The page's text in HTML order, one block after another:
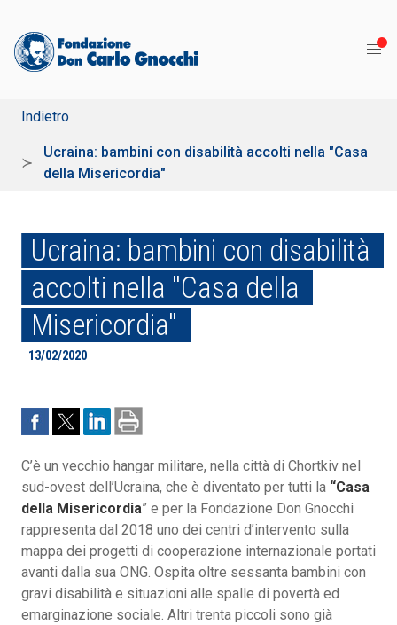
Indietro
Ucraina: bambini con disabilità accolti nella "Casa
della Misericordia"
Ucraina: bambini con disabilità
accolti nella "Casa della
Misericordia"
13/02/2020
C’è un vecchio hangar militare, nella città di Chortkiv nel
sud-ovest dell’Ucraina, che è diventato per tutti la “Casa
della Misericordia” e per la Fondazione Don Gnocchi
rappresenta dal 2018 uno dei centri d’intervento sulla
mappa dei progetti di cooperazione internazionale portati
avanti dalla sua ONG. Ospita oltre sessanta bambini con
gravi disabilità e situazioni alle spalle di povertà ed
emarginazione sociale. Altri trenta piccoli sono già